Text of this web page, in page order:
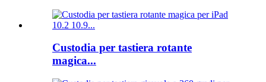
Custodia per tastiera rotante
magica...